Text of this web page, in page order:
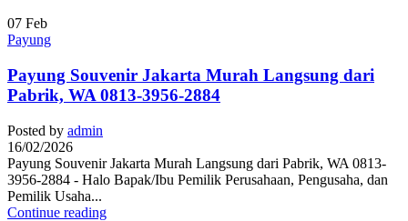
07 Feb
Payung
Payung Souvenir Jakarta Murah Langsung dari
Pabrik, WA 0813-3956-2884
Posted by admin
16/02/2026
Payung Souvenir Jakarta Murah Langsung dari Pabrik, WA 0813-
3956-2884 - Halo Bapak/Ibu Pemilik Perusahaan, Pengusaha, dan
Pemilik Usaha...
Continue reading